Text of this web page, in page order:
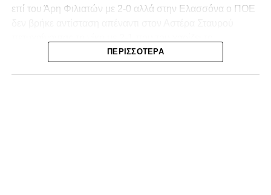
επί του Άρη Φιλιατών με 2-0 αλλά στην Ελασσόνα ο ΠΟΕ
πρωτάθλημα και την πρόκριση στην επόμενη φάση!
ΠΕΡΙΣΣΌΤΕΡΑ